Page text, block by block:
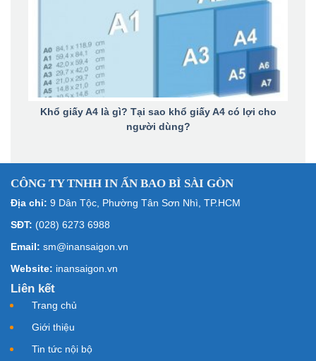
Khổ giấy A4 là gì? Tại sao khổ giấy A4 có lợi cho
người dùng?
CÔNG TY TNHH IN ẤN BAO BÌ SÀI GÒN
Địa chỉ: 9 Dân Tộc, Phường Tân Sơn Nhì, TP.HCM
SĐT: (028) 6273 6988
Email: sm@inansaigon.vn
Website: inansaigon.vn
Liên kết
Trang chủ
Giới thiệu
Tin tức nội bộ